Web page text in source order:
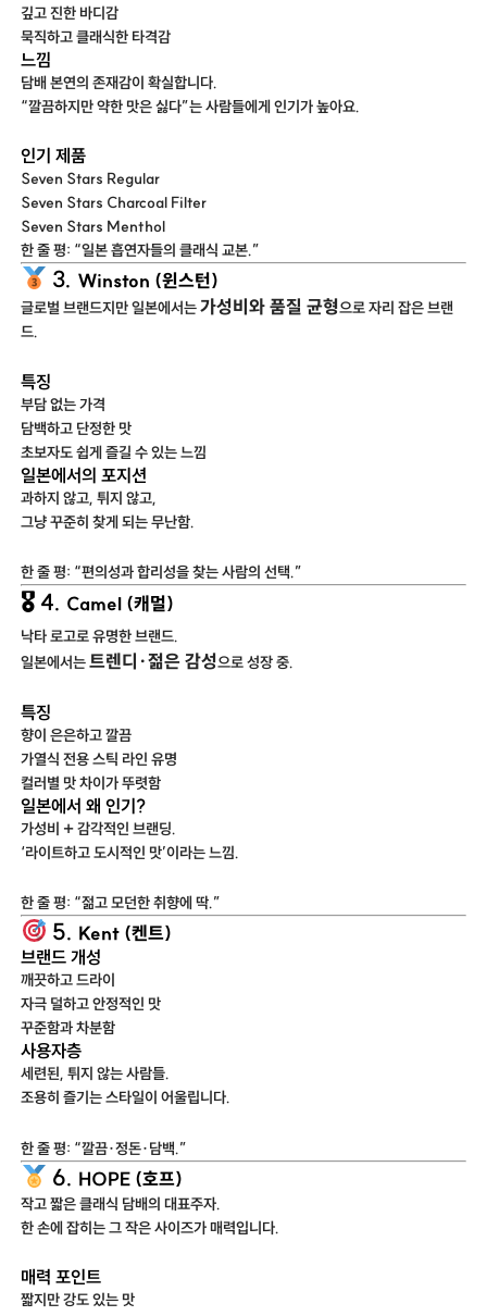
깊고 진한 바디감
묵직하고 클래식한 타격감
느낌
담배 본연의 존재감이 확실합니다.
“깔끔하지만 약한 맛은 싫다”는 사람들에게 인기가 높아요.
인기 제품
Seven Stars Regular
Seven Stars Charcoal Filter
Seven Stars Menthol
한 줄 평: “일본 흡연자들의 클래식 교본.”
3. Winston (윈스턴)
글로벌 브랜드지만 일본에서는가성비와 품질 균형으로 자리 잡은 브랜
드.
특징
부담 없는 가격
담백하고 단정한 맛
초보자도 쉽게 즐길 수 있는 느낌
일본에서의 포지션
과하지 않고, 튀지 않고,
그냥 꾸준히 찾게 되는 무난함.
한 줄 평: “편의성과 합리성을 찾는 사람의 선택.”
🎖 4. Camel (캐멀)
낙타 로고로 유명한 브랜드.
일본에서는트렌디·젊은 감성으로 성장 중.
특징
향이 은은하고 깔끔
가열식 전용 스틱 라인 유명
컬러별 맛 차이가 뚜렷함
일본에서 왜 인기?
가성비 + 감각적인 브랜딩.
‘라이트하고 도시적인 맛’이라는 느낌.
한 줄 평: “젊고 모던한 취향에 딱.”
5. Kent (켄트)
브랜드 개성
깨끗하고 드라이
자극 덜하고 안정적인 맛
꾸준함과 차분함
사용자층
세련된, 튀지 않는 사람들.
조용히 즐기는 스타일이 어울립니다.
한 줄 평: “깔끔·정돈·담백.”
6. HOPE (호프)
작고 짧은 클래식 담배의 대표주자.
한 손에 잡히는 그 작은 사이즈가 매력입니다.
매력 포인트
짧지만 강도 있는 맛